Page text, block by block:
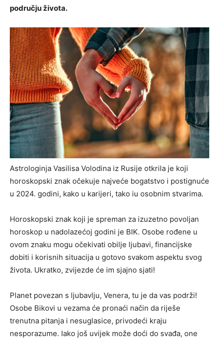
području života.
Astrologinja Vasilisa Volodina iz Rusije otkrila je koji
horoskopski znak očekuje najveće bogatstvo i postignuće
u 2024. godini, kako u karijeri, tako iu osobnim stvarima.
Horoskopski znak koji je spreman za izuzetno povoljan
horoskop u nadolazećoj godini je BIK. Osobe rođene u
ovom znaku mogu očekivati ​​obilje ljubavi, financijske
dobiti i korisnih situacija u gotovo svakom aspektu svog
života. Ukratko, zvijezde će im sjajno sjati!
Planet povezan s ljubavlju, Venera, tu je da vas podrži!
Osobe Bikovi u vezama će pronaći način da riješe
trenutna pitanja i nesuglasice, privodeći kraju
nesporazume. Iako još uvijek može doći do svađa, one